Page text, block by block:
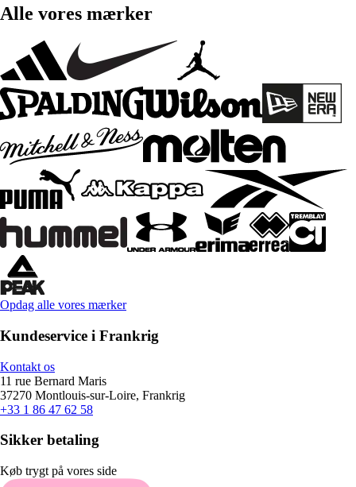
Alle vores mærker
Opdag alle vores mærker
Kundeservice i Frankrig
Kontakt os
11 rue Bernard Maris
37270 Montlouis-sur-Loire, Frankrig
+33 1 86 47 62 58
Sikker betaling
Køb trygt på vores side